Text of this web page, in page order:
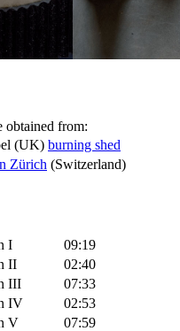
obtained from:
(UK) burning shed
Zürich (Switzerland)
I
09:19
II
02:40
III
07:33
IV
02:53
V
07:59